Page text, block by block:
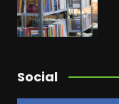
Social